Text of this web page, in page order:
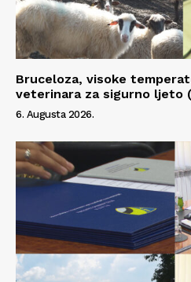
Bruceloza, visoke
veterinara za sigurno ljeto
6. Augusta 2026.